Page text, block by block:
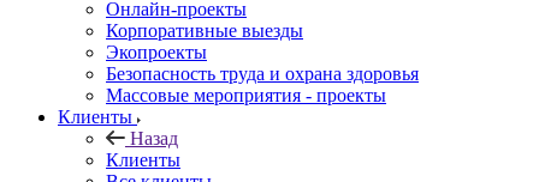
Онлайн-проекты
Корпоративные выезды
Экопроекты
Безопасность труда и охрана здоровья
Массовые мероприятия - проекты
Клиенты
Назад
Клиенты